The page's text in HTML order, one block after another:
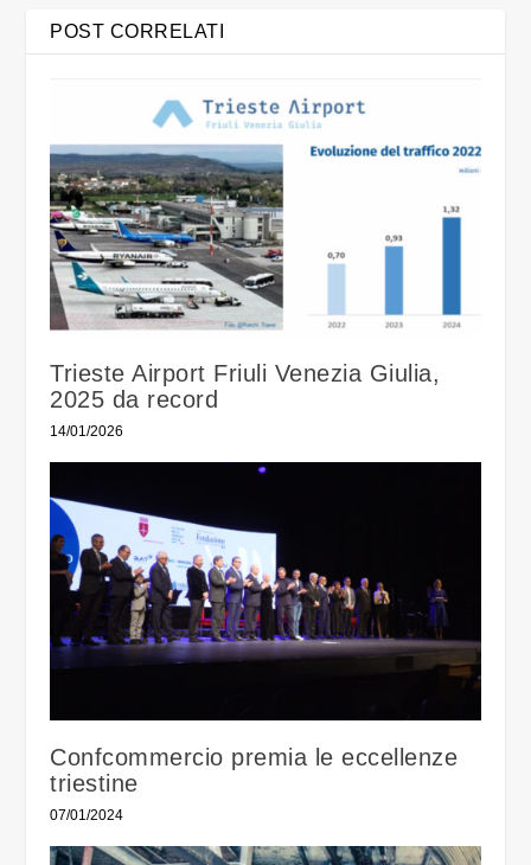
POST CORRELATI
Trieste Airport Friuli Venezia Giulia,
2025 da record
14/01/2026
Confcommercio premia le eccellenze
triestine
07/01/2024